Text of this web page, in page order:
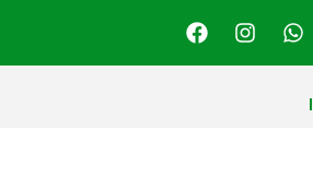
F
a
c
I
n
s
W
h
a